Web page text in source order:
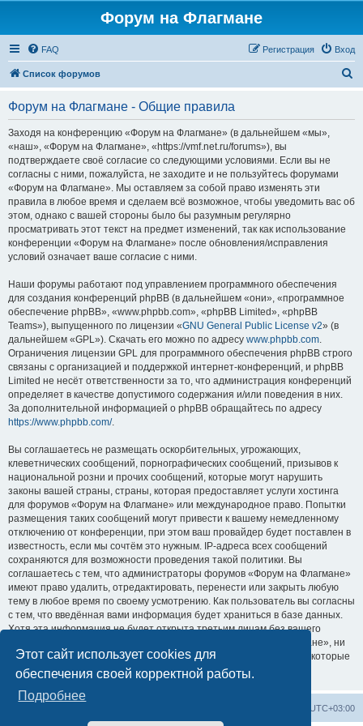
Этот сайт использует cookies для
обеспечения своей корректной работы.
Подробнее
Форум на Флагмане
FAQ Вход
Регистрация
Список форумов
Форум на Флагмане - Общие правила
Заходя на конференцию «Форум на Флагмане» (в дальнейшем «мы»,
«наш», «Форум на Флагмане», «https://vmf.net.ru/forums»), вы
подтверждаете своё согласие со следующими условиями. Если вы не
согласны с ними, пожалуйста, не заходите и не пользуйтесь форумами
«Форум на Флагмане». Мы оставляем за собой право изменять эти
правила в любое время и сделаем всё возможное, чтобы уведомить вас об
этом, однако с вашей стороны было бы разумным регулярно
просматривать этот текст на предмет изменений, так как использование
конференции «Форум на Флагмане» после обновления/исправления
условий означает ваше согласие с ними.
Наши форумы работают под управлением программного обеспечения
для создания конференций phpBB (в дальнейшем «они», «программное
обеспечение phpBB», «www.phpbb.com», «phpBB Limited», «phpBB
Teams»), выпущенного по лицензии «GNU General Public License v2» (в
дальнейшем «GPL»). Скачать его можно по адресу www.phpbb.com.
Ограничения лицензии GPL для программного обеспечения phpBB строго
связаны с организацией и поддержкой интернет-конференций, и phpBB
Limited не несёт ответственности за то, что администрация конференций
определяет в качестве допустимого содержания и/или поведения в них.
За дополнительной информацией о phpBB обращайтесь по адресу
https://www.phpbb.com/.
Вы соглашаетесь не размещать оскорбительных, угрожающих,
клеветнических сообщений, порнографических сообщений, призывов к
национальной розни и прочих сообщений, которые могут нарушить
законы вашей страны, страны, которая предоставляет услуги хостинга
для форумов «Форум на Флагмане» или международное право. Попытки
размещения таких сообщений могут привести к вашему немедленному
отключению от конференции, при этом ваш провайдер будет поставлен в
известность, если мы сочтём это нужным. IP-адреса всех сообщений
сохраняются для возможности проведения такой политики. Вы
соглашаетесь с тем, что администраторы форумов «Форум на Флагмане»
имеют право удалить, отредактировать, перенести или закрыть любую
тему в любое время по своему усмотрению. Как пользователь вы согласны
с тем, что введённая вами информация будет храниться в базе данных.
Хотя эта информация не будет открыта третьим лицам без вашего
разрешения, ни администрация конференции «Форум на Флагмане», ни
phpBB Limited не может быть ответственна за действия хакеров, которые
могут привести к несанкционированному доступу к ней.
UTC+03:00